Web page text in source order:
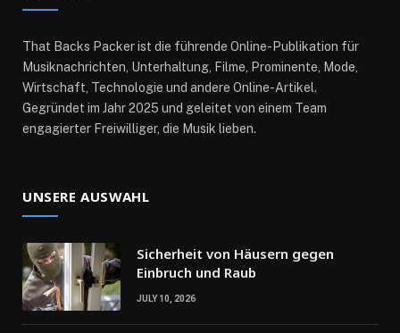
That Backs Packer ist die führende Online-Publikation für
Musiknachrichten, Unterhaltung, Filme, Prominente, Mode,
Wirtschaft, Technologie und andere Online-Artikel.
Gegründet im Jahr 2025 und geleitet von einem Team
engagierter Freiwilliger, die Musik lieben.
UNSERE AUSWAHL
Sicherheit von Häusern gegen
Einbruch und Raub
JULY 10, 2026